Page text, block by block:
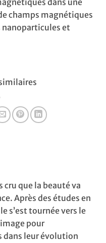
dans une
champs magnétiques
nanoparticules et
cru que la beauté va
Après des études en
s’est tournée vers le
pour
dans leur évolution